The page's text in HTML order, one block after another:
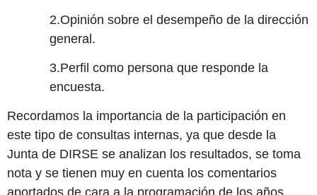
2.Opinión sobre el desempeño de la dirección
general.
3.Perfil como persona que responde la
encuesta.
Recordamos la importancia de la participación en
este tipo de consultas internas, ya que desde la
Junta de DIRSE se analizan los resultados, se toma
nota y se tienen muy en cuenta los comentarios